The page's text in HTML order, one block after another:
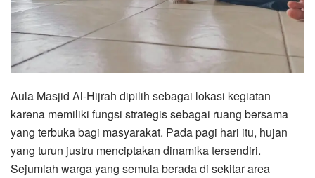
Aula Masjid Al-Hijrah dipilih sebagai lokasi kegiatan
karena memiliki fungsi strategis sebagai ruang bersama
yang terbuka bagi masyarakat. Pada pagi hari itu, hujan
yang turun justru menciptakan dinamika tersendiri.
Sejumlah warga yang semula berada di sekitar area